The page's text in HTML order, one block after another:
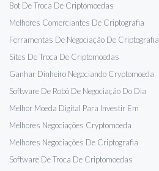
Bot De Troca De Criptomoedas
Melhores Comerciantes De Criptografia
Ferramentas De Negociação De Criptografia
Sites De Troca De Criptomoedas
Ganhar Dinheiro Negociando Cryptomoeda
Software De Robô De Negociação Do Dia
Melhor Moeda Digital Para Investir Em
Melhores Negociações Cryptomoeda
Melhores Negociações De Criptografia
Software De Troca De Criptomoedas